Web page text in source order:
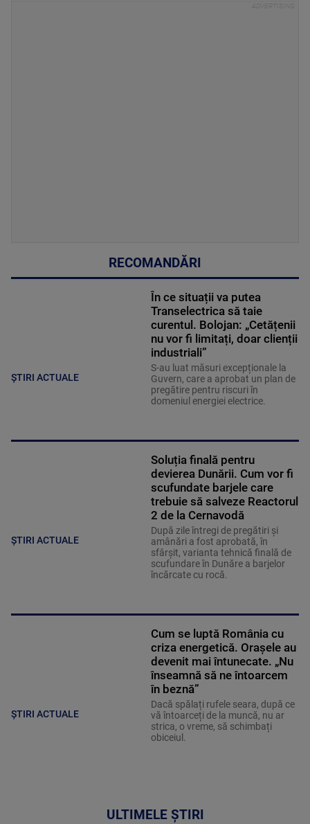
RECOMANDĂRI
ȘTIRI ACTUALE
În ce situații va putea
Transelectrica să taie
curentul. Bolojan: „Cetățenii
nu vor fi limitați, doar clienții
industriali”
S-au luat măsuri excepționale la
Guvern, care a aprobat un plan de
pregătire pentru riscuri în
domeniul energiei electrice.
ȘTIRI ACTUALE
Soluția finală pentru
devierea Dunării. Cum vor fi
scufundate barjele care
trebuie să salveze Reactorul
2 de la Cernavodă
După zile întregi de pregătiri și
amânări a fost aprobată, în
sfârșit, varianta tehnică finală de
scufundare în Dunăre a barjelor
încărcate cu rocă.
ȘTIRI ACTUALE
Cum se luptă România cu
criza energetică. Orașele au
devenit mai întunecate. „Nu
înseamnă să ne întoarcem
în beznă”
Dacă spălați rufele seara, după ce
vă întoarceți de la muncă, nu ar
strica, o vreme, să schimbați
obiceiul.
ULTIMELE ȘTIRI